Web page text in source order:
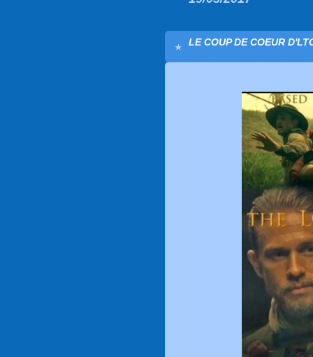
LE COUP DE COEUR